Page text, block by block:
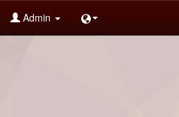
Admin